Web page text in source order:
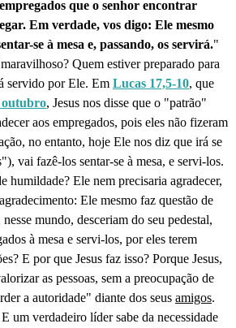
que o senhor encontrar
Em verdade, vos digo: Ele mesmo
se à mesa e, passando, os servirá."
Quem estiver preparado para
servido por Ele. Em Lucas 17,5-10, que
outubro, Jesus nos disse que o "patrão"
aos empregados, pois eles não fizeram
no entanto, hoje Ele nos diz que irá se
vai fazê-los sentar-se à mesa, e servi-los.
humildade? Ele nem precisaria agradecer,
Ele mesmo faz questão de
mundo, desceriam do seu pedestal,
à mesa e servi-los, por eles terem
E por que Jesus faz isso? Porque Jesus,
as pessoas, sem a preocupação de
a autoridade" diante dos seus amigos.
um verdadeiro líder sabe da necessidade